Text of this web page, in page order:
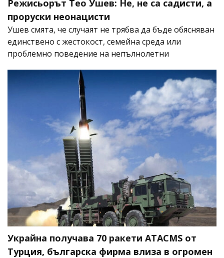
Режисьорът Тео Ушев: Не, не са садисти, а
проруски неонацисти
Ушев смята, че случаят не трябва да бъде обясняван
единствено с жестокост, семейна среда или
проблемно поведение на непълнолетни
Украйна получава 70 ракети ATACMS от
Турция, българска фирма влиза в огромен